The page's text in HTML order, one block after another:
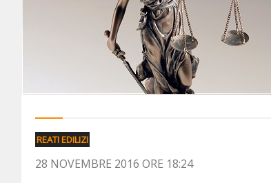
REATI EDILIZI
28 NOVEMBRE 2016 ORE 18:24